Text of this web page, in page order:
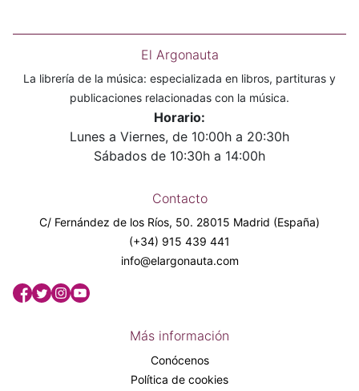
El Argonauta
La librería de la música: especializada en libros, partituras y
publicaciones relacionadas con la música.
Horario:
Lunes a Viernes, de 10:00h a 20:30h
Sábados de 10:30h a 14:00h
Contacto
C/ Fernández de los Ríos, 50. 28015 Madrid (España)
(+34) 915 439 441
info@elargonauta.com
Más información
Conócenos
Política de cookies